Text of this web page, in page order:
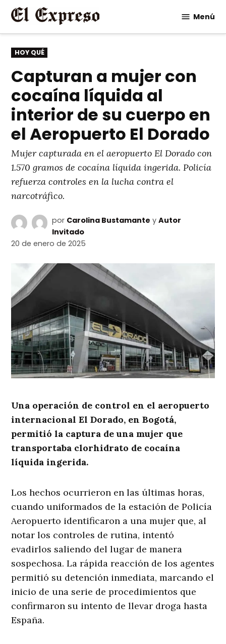
Saltar
contenido
Menú
PUBLICADO
EN
HOY QUÉ
Capturan a mujer con
cocaína líquida al
interior de su cuerpo en
el Aeropuerto El Dorado
Mujer capturada en el aeropuerto El Dorado con
1.570 gramos de cocaína líquida ingerida. Policía
refuerza controles en la lucha contra el
narcotráfico.
por Carolina Bustamante yAutor
Invitado
20 de enero de 2025
Una operación de control en el aeropuerto
internacional El Dorado, en Bogotá,
permitió la captura de una mujer que
transportaba clorhidrato de cocaína
líquida ingerida.
Los hechos ocurrieron en las últimas horas,
cuando uniformados de la estación de Policía
Aeropuerto identificaron a una mujer que, al
notar los controles de rutina, intentó
evadirlos saliendo del lugar de manera
sospechosa. La rápida reacción de los agentes
permitió su detención inmediata, marcando el
inicio de una serie de procedimientos que
confirmaron su intento de llevar droga hasta
España.